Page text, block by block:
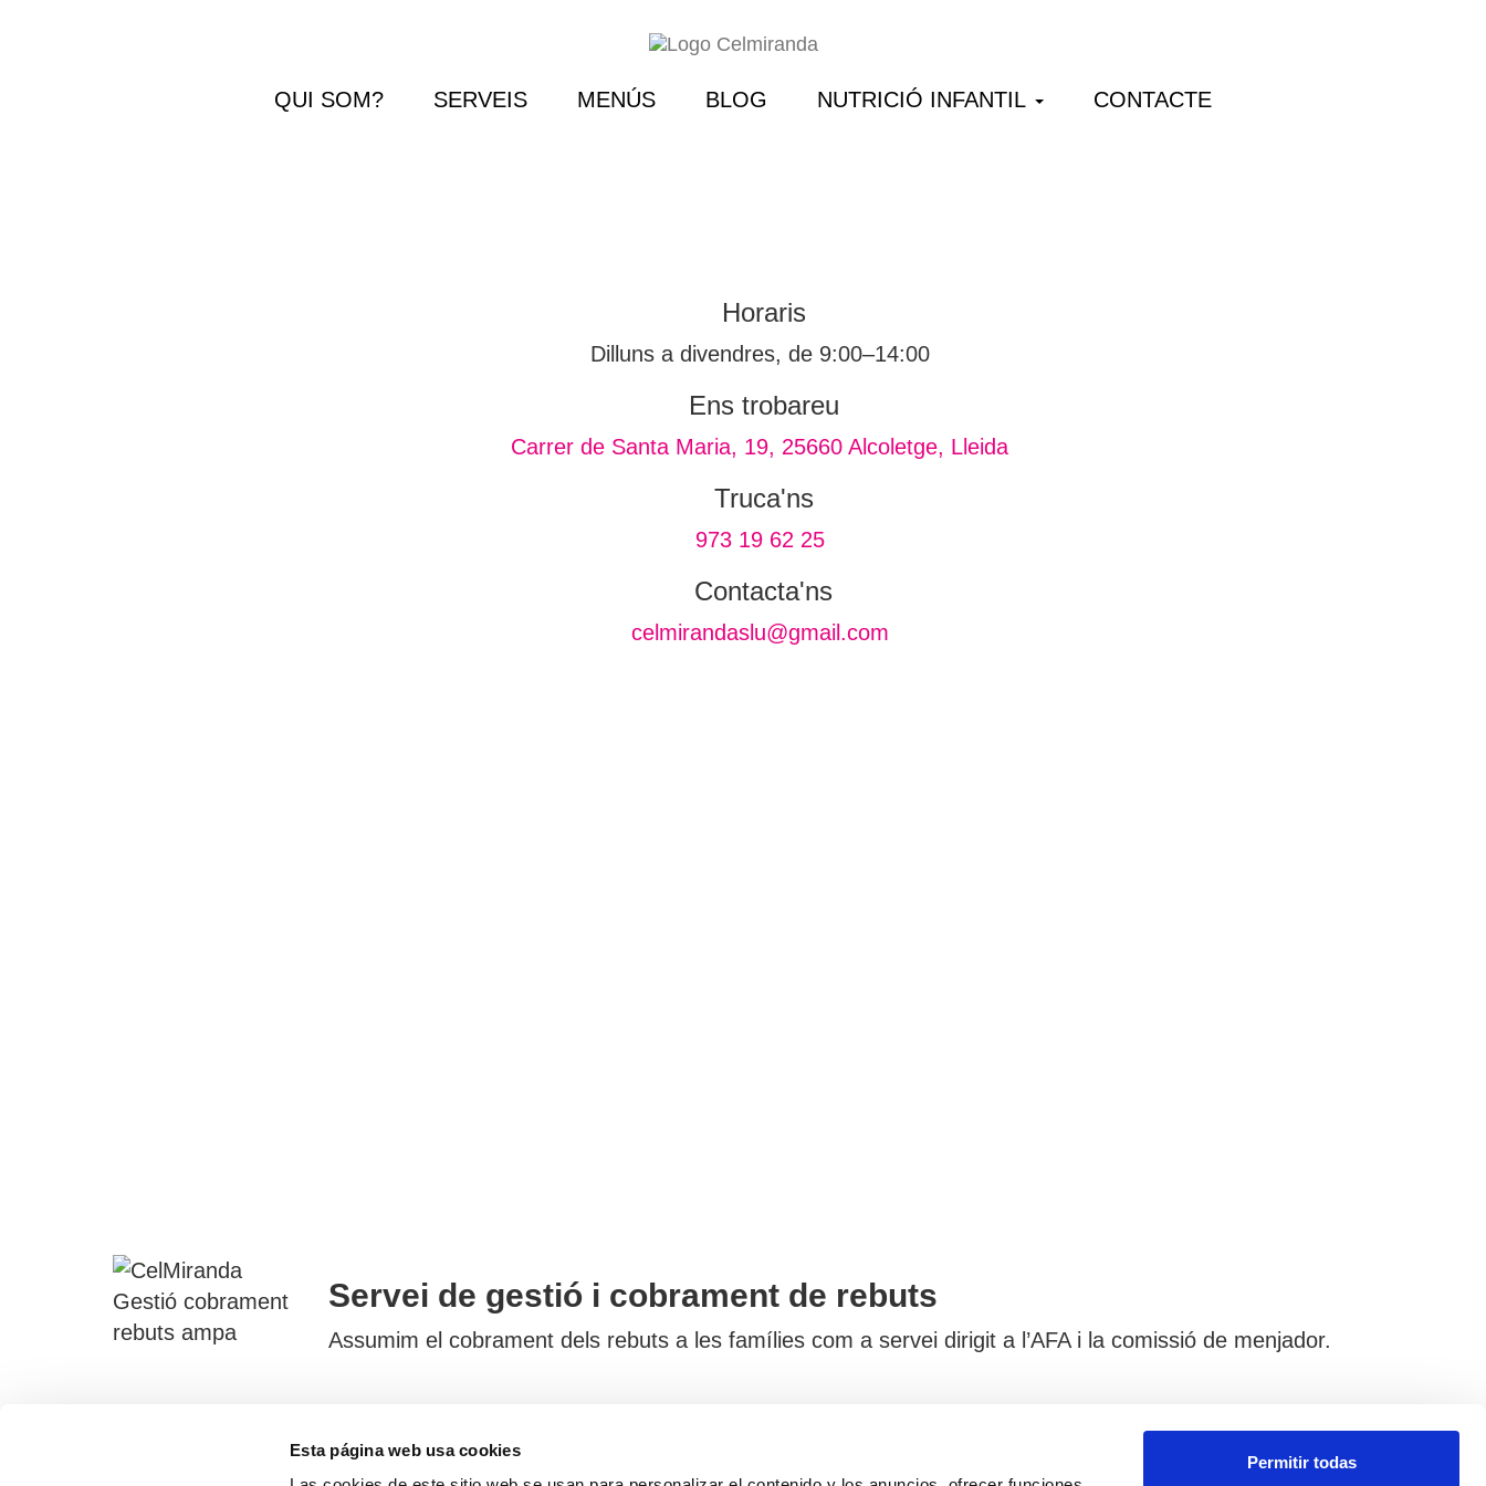
Esta página web usa cookies
Permitir todas
QUI SOM? SERVEIS MENÚS BLOG NUTRICIÓ INFANTIL CONTACTE
Horaris
Dilluns a divendres, de 9:00–14:00
Ens trobareu
Carrer de Santa Maria, 19, 25660 Alcoletge, Lleida
Truca'ns
‎973 19 62 25
Contacta'ns
celmirandaslu@gmail.com
Servei de gestió i cobrament de rebuts
Assumim el cobrament dels rebuts a les famílies com a servei dirigit a l’AFA i la comissió de menjador.
Contacte